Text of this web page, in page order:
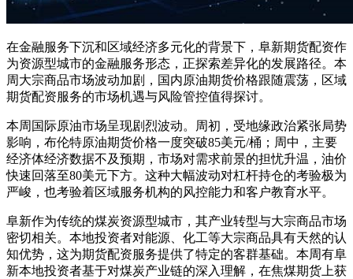
在金融服务下沉和区域经济多元化的背景下，阜新期货配资作
为资源型城市的金融服务形态，正探索差异化的发展路径。本
周大宗商品市场波动加剧，国内原油期货价格跟随震荡，区域
期货配资服务的市场机遇与风险管控值得探讨。
本周国际原油市场呈现剧烈波动。周初，受地缘政治紧张局势
影响，布伦特原油期货价格一度突破85美元/桶；周中，主要
经济体经济数据不及预期，市场对需求前景的担忧升温，油价
快速回落至80美元下方。这种大幅波动对杠杆持仓的考验极为
严峻，也考验着区域服务机构的风控能力和客户教育水平。
阜新作为传统的煤炭资源型城市，其产业转型与大宗商品市场
密切相关。本地投资者对能源、化工等大宗商品具有天然的认
知优势，这为期货配资服务提供了特定的客群基础。本周有阜
新本地投资者基于对煤炭产业链的深入理解，在焦煤期货上获